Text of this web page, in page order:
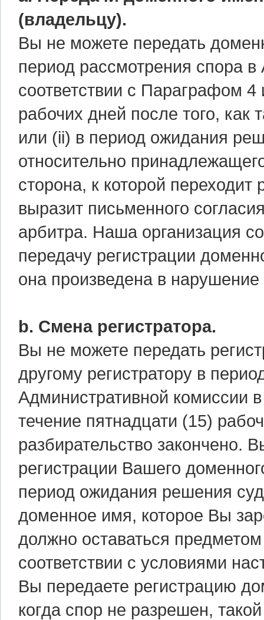
(владельцу).
Вы не можете передать
период рассмотрения спора
соответствии с Параграфом
рабочих дней после того, как
или (ii) в период ожидания
относительно
сторона, к которой
выразит письменного
арбитра. Наша организация
передачу регистрации
она произведена в
b. Смена регистратора.
Вы не можете передать
другому регистратору в
Административной комиссии
течение пятнадцати (15)
разбирательство закончено.
регистрации Вашего
период ожидания решения
доменное имя, которое Вы
должно оставаться
соответствии с условиями
Вы передаете регистрацию
когда спор не разрешен,